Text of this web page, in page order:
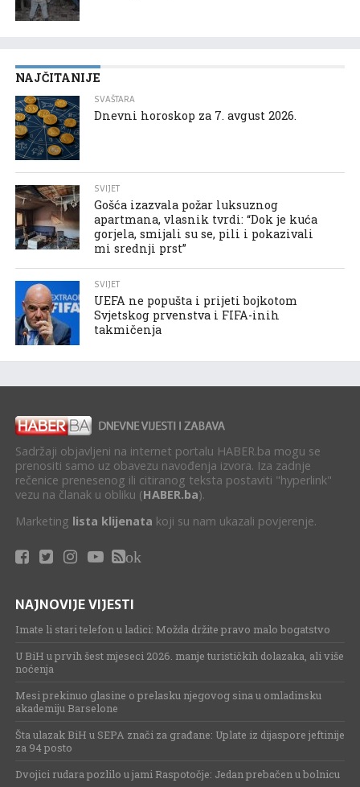
NAJČITANIJE
SVAŠTARA
Dnevni horoskop za 7. avgust 2026.
SVIJET
Gošća izazvala požar luksuznog
apartmana, vlasnik tvrdi: “Dok je kuća
gorjela, smijali su se, pili i pokazivali
mi srednji prst”
SVIJET
UEFA ne popušta i prijeti bojkotom
Svjetskog prvenstva i FIFA-inih
takmičenja
Sadržaji objavljeni na internet portalu HABER.ba mogu se
prenositi samo uz obavezu navođenja izvora. Iza zadnje
rečenice prenesenog ili citiranog teksta postaviti "hyperlink"
vezu na članak u obliku (HABER.ba).
Marketing lista klijenata koji su nam ukazali povjerenje.
ok
NAJNOVIJE VIJESTI
Imate li stari telefon u ladici: Možda držite pravo malo bogatstvo
U BiH u prvih šest mjeseci 2026. manje turističkih dolazaka, ali više
noćenja
Mesi prekinuo glasine o prelasku njegovog sina u omladinsku
akademiju Barselone
Šta ulazak BiH u SEPA znači za građane: Uplate iz dijaspore jeftinije
za 94 posto
Dvojici rudara pozlilo u jami Raspotočje: Jedan prebačen u bolnicu